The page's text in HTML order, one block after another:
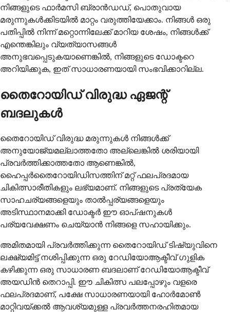
നിങ്ങളുടെ ഫാർമസി ബ്രാൻഡഡ്, പൊതുവായ
മരുന്നുകൾക്കിടയിൽ മാറ്റം വരുത്തിയേക്കാം. നിങ്ങൾ ഒരു
പതിപ്പിൽ നിന്ന് മറ്റൊന്നിലേക്ക് മാറിയ ശേഷം, നിങ്ങൾക്ക്
എന്തെങ്കിലും വ്യത്യാസങ്ങൾ
അനുഭവപ്പെടുകയാണെങ്കിൽ, നിങ്ങളുടെ ഡോക്ടറെ
അറിയിക്കുക, ഇത് സാധാരണയായി സംഭവിക്കാറില്ല.
തൈറോയിഡ് വിരുദ്ധ ഏജന്റ്
ബദലുകൾ
തൈറോയിഡ് വിരുദ്ധ മരുന്നുകൾ നിങ്ങൾക്ക്
അനുയോജ്യമല്ലാത്തതോ അല്ലെങ്കിൽ ശരിയായി
പ്രവർത്തിക്കാത്തതോ ആണെങ്കിൽ,
ഹൈപ്പർതൈറോയിഡിസത്തിന് മറ്റ് ഫലപ്രദമായ
ചികിത്സാരീതികളും ലഭ്യമാണ്. നിങ്ങളുടെ പ്രത്യേക
സാഹചര്യങ്ങളെയും താൽപ്പര്യങ്ങളെയും
അടിസ്ഥാനമാക്കി ഡോക്ടർ ഈ ഓപ്ഷനുകൾ
പര്യവേക്ഷണം ചെയ്യാൻ നിങ്ങളെ സഹായിക്കും.
അമിതമായി പ്രവർത്തിക്കുന്ന തൈറോയിഡ് ടിഷ്യുവിനെ
ലക്ഷ്യമിട്ട് നശിപ്പിക്കുന്ന ഒരു റേഡിയോആക്ടീവ് ഗുളിക
കഴിക്കുന്ന ഒരു സാധാരണ ബദലാണ് റേഡിയോആക്ടീവ്
അയഡിൻ തെറാപ്പി. ഈ ചികിത്സ പലപ്പോഴും വളരെ
ഫലപ്രദമാണ്, പക്ഷേ സാധാരണയായി ഹോർമോൺ
മാറ്റിവയ്ക്കൽ ആവശ്യമുള്ള പ്രവർത്തനരഹിതമായ